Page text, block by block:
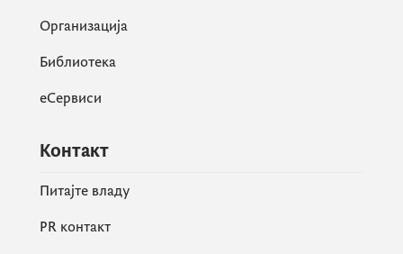
Организација
Библиотека
еСервиси
Контакт
Питајте владу
PR контакт